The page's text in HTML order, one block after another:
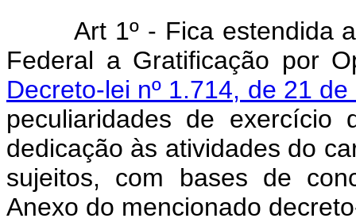
Art 1º - Fica estendida
Federal a Gratificação por
Decreto-lei nº 1.714, de 21
peculiaridades de exercício
dedicação às atividades do
sujeitos, com bases de
Anexo do mencionado